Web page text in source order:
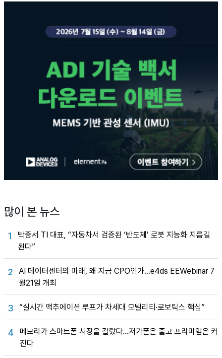
많이 본 뉴스
1
박중서 TI 대표, “자동차서 검증된 ‘반도체’ 로봇 지능화 지름길
된다”
2
AI 데이터센터의 미래, 왜 지금 CPO인가…e4ds EEWebinar 7
월21일 개최
3 “실시간 액추에이션 루프가 차세대 모빌리티·로보틱스 핵심”
4
메모리가 스마트폰 시장을 갈랐다…저가폰은 줄고 프리미엄은 커
진다